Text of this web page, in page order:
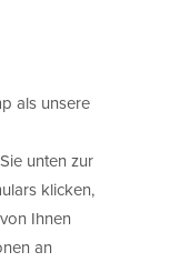
als unsere
unten zur
klicken,
Ihnen
an